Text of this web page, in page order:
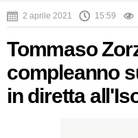
2 aprile 2021 15:59
Tommaso
compleanno
in diretta